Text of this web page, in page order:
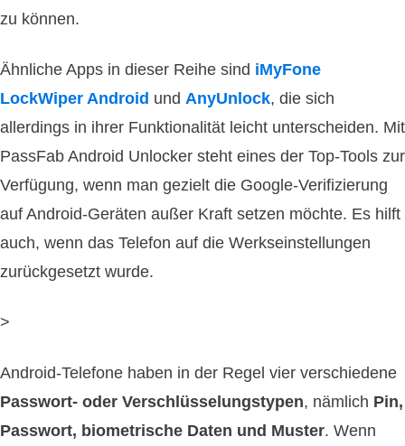
zu können.
Ähnliche Apps in dieser Reihe sind iMyFone
LockWiper Android und AnyUnlock, die sich
allerdings in ihrer Funktionalität leicht unterscheiden. Mit
PassFab Android Unlocker steht eines der Top-Tools zur
Verfügung, wenn man gezielt die Google-Verifizierung
auf Android-Geräten außer Kraft setzen möchte. Es hilft
auch, wenn das Telefon auf die Werkseinstellungen
zurückgesetzt wurde.
>
Android-Telefone haben in der Regel vier verschiedene
Passwort- oder Verschlüsselungstypen, nämlich Pin,
Passwort, biometrische Daten und Muster. Wenn